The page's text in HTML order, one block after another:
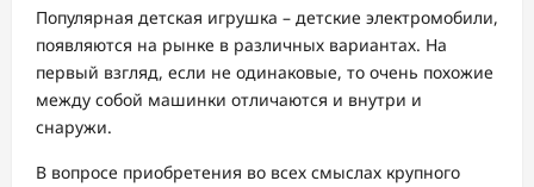
Популярная детская игрушка – детские электромобили,
появляются на рынке в различных вариантах. На
первый взгляд, если не одинаковые, то очень похожие
между собой машинки отличаются и внутри и
снаружи.
В вопросе приобретения во всех смыслах крупного